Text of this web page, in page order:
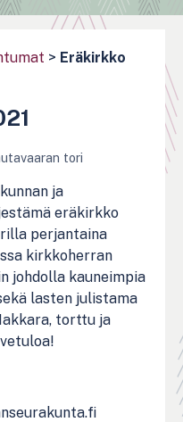
> Eräkirkko
tori
ja
eräkirkko
perjantaina
kirkkoherran
johdolla kauneimpia
lasten julistama
torttu ja